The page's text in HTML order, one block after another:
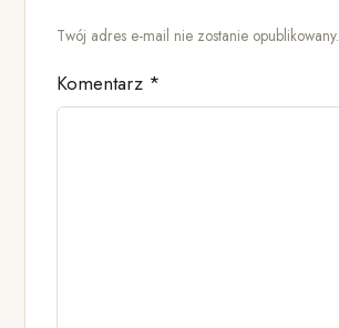
Twój adres e-mail nie zostanie opublikowany.
Komentarz *